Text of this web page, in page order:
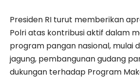
Presiden RI turut memberikan
Polri atas kontribusi aktif dalam
program pangan nasional, mulai
jagung, pembangunan gudang
dukungan terhadap Program